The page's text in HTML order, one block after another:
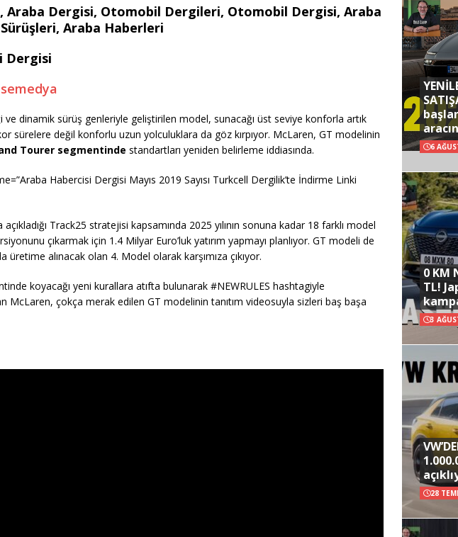
Araba Dergisi, Otomobil Dergileri, Otomobil Dergisi, Araba
Araba Haberleri
Dergisi
ve dinamik sürüş genleriyle geliştirilen model, sunacağı üst seviye konforla artık
sürelere değil konforlu uzun yolculuklara da göz kırpıyor. McLaren, GT modelinin
Tourer segmentinde standartları yeniden belirleme iddiasında.
Habercisi Dergisi Mayıs 2019 Sayısı Turkcell Dergilik’te İndirme Linki
açıkladığı Track25 stratejisi kapsamında 2025 yılının sonuna kadar 18 farklı model
çıkarmak için 1.4 Milyar Euro’luk yatırım yapmayı planlıyor. GT modeli de
üretime alınacak olan 4. Model olarak karşımıza çıkıyor.
koyacağı yeni kurallara atıfta bulunarak #NEWRULES hashtagiyle
McLaren, çokça merak edilen GT modelinin tanıtım videosuyla sizleri baş başa
6
0 KM
TL!
3
28